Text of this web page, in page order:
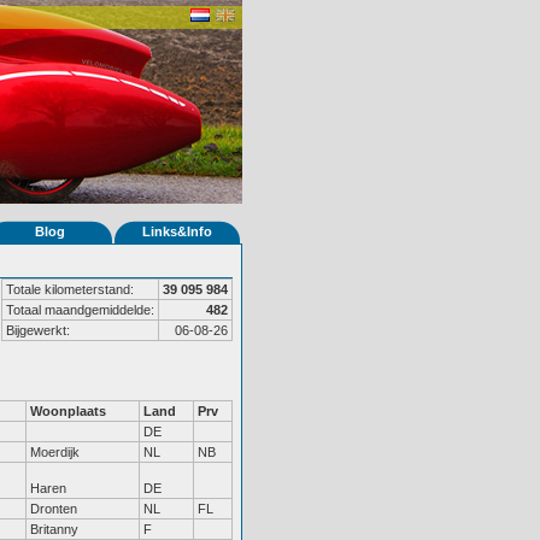
Blog Links&Info
Totale kilometerstand:
39 095 984
Totaal maandgemiddelde:
482
Bijgewerkt:
06-08-26
Woonplaats Land
Prv
DE
Moerdijk
NL NB
Haren
DE
Dronten
NL
FL
Britanny
F